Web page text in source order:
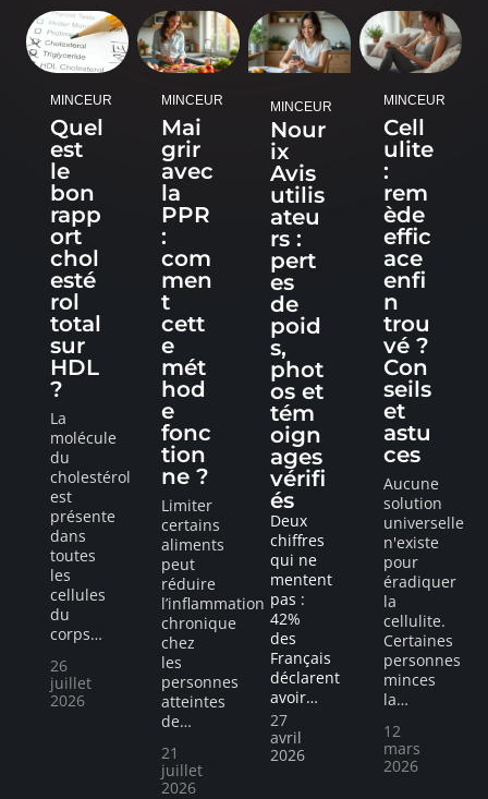
MINCEUR
Quel
est
le
bon
rapp
ort
chol
esté
rol
total
sur
HDL
?
La
molécule
du
cholestérol
est
présente
dans
toutes
les
cellules
du
corps…
26
juillet
2026
MINCEUR
Mai
grir
avec
la
PPR
:
com
men
t
cett
e
mét
hod
e
fonc
tion
ne ?
Limiter
certains
aliments
peut
réduire
l’inflammation
chronique
chez
les
personnes
atteintes
de…
21
juillet
2026
MINCEUR
Nour
ix
Avis
utilis
ateu
rs :
pert
es
de
poid
s,
phot
os et
tém
oign
ages
vérifi
és
Deux
chiffres
qui ne
mentent
pas :
42%
des
Français
déclarent
avoir…
27
avril
2026
MINCEUR
Cell
ulite
:
rem
ède
effic
ace
enfi
n
trou
vé ?
Con
seils
et
astu
ces
Aucune
solution
universelle
n'existe
pour
éradiquer
la
cellulite.
Certaines
personnes
minces
la…
12
mars
2026